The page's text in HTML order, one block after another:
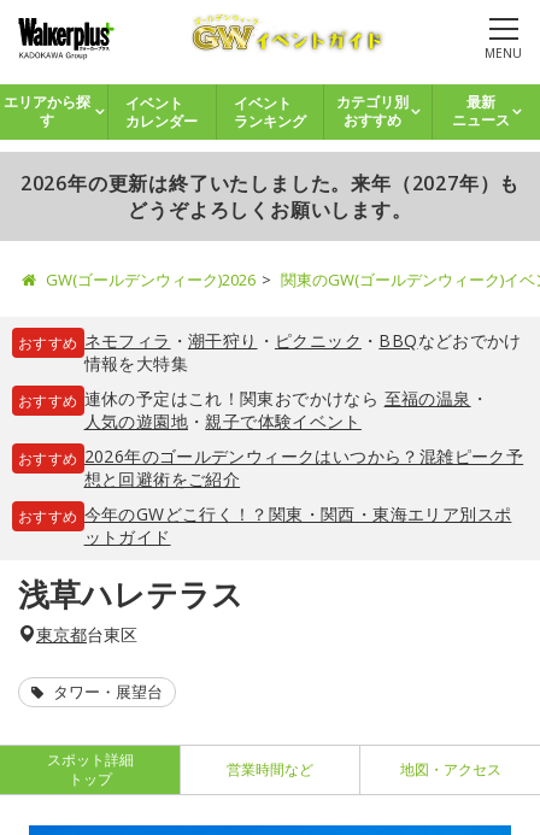
MENU
エリアから探
す
イベント
カレンダー
イベント
ランキング
カテゴリ別
おすすめ
最新
ニュース
2026年の更新は終了いたしました。来年（2027年）も
どうぞよろしくお願いします。
GW(ゴールデンウィーク)2026 関東のGW(ゴールデンウィーク)イ
おすすめ ネモフィラ ・ 潮干狩り ・ ピクニック ・ BBQなどおでかけ
情報を大特集
おすすめ 連休の予定はこれ！関東おでかけなら 至福の温泉 ・
人気の遊園地・親子で体験イベント
おすすめ 2026年のゴールデンウィークはいつから？混雑ピーク予
想と回避術をご紹介
おすすめ 今年のGWどこ行く！？関東・関西・東海エリア別スポ
ットガイド
浅草ハレテラス
東京都台東区
タワー・展望台
スポット詳細
トップ
営業時間など 地図・アクセス